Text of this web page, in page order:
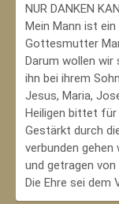
NUR DANKEN
Mein Mann ist
Gottesmutter
Darum wollen
ihn bei ihrem
Jesus, Maria,
Heiligen bittet
Gestärkt durch
verbunden
und getragen von
Die Ehre sei dem